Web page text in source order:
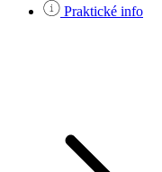
Praktické info